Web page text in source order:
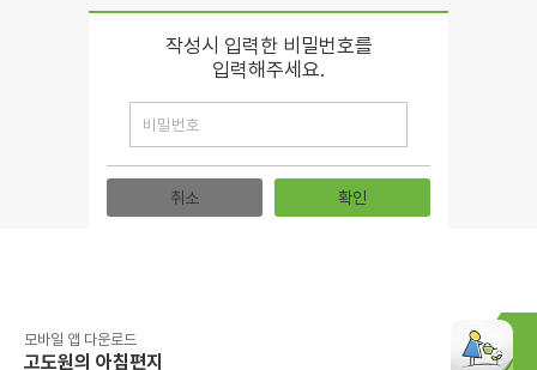
작성시 입력한 비밀번호를
입력해주세요.
취소 확인
모바일 앱 다운로드
고도원의 아침편지